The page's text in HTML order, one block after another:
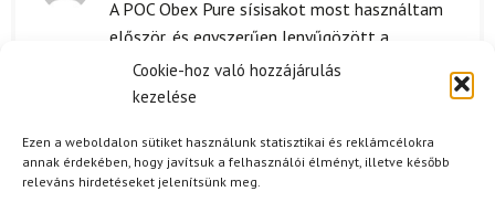
Cookie-hoz való hozzájárulás
kezelése
Ezen a weboldalon sütiket használunk statisztikai és reklámcélokra
annak érdekében, hogy javítsuk a felhasználói élményt, illetve később
releváns hirdetéseket jelenítsünk meg.
A POC Obex Pure sísisakot most használtam
először, és egyszerűen lenyűgözött a
minősége. A szigetelése fantasztikus, így még
a leghidegebb napokon sem fázik a fejem. A
lehetőségei is jól működnek. Az anyagok
prémium minőségűnek tűnnek, és az utolsó